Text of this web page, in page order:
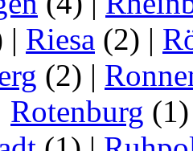
| Riesa (2) |
(2) |
Rotenburg